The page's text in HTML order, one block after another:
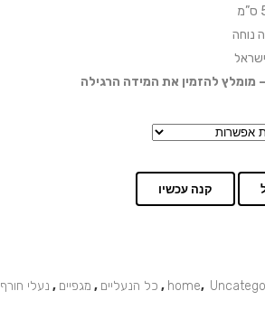
נוחה
מומלץ להזמין את המידה הרגילה
קנה עכשיו
home,
, כל הנעליים , מגפיים , נעלי חורף